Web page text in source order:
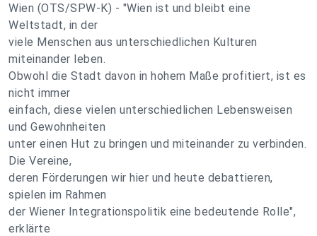
Wien (OTS/SPW-K) - "Wien ist und bleibt eine
Weltstadt, in der
viele Menschen aus unterschiedlichen Kulturen
miteinander leben.
Obwohl die Stadt davon in hohem Maße profitiert, ist es
nicht immer
einfach, diese vielen unterschiedlichen Lebensweisen
und Gewohnheiten
unter einen Hut zu bringen und miteinander zu verbinden.
Die Vereine,
deren Förderungen wir hier und heute debattieren,
spielen im Rahmen
der Wiener Integrationspolitik eine bedeutende Rolle",
erklärte